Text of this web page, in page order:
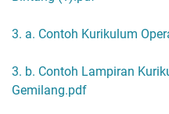
3. a. Contoh Kurikulum
3. b. Contoh Lampiran
Gemilang.pdf